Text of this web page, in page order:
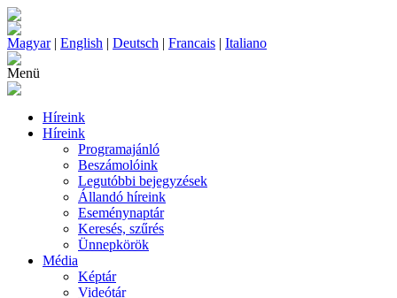
Magyar| English | Deutsch | Francais | Italiano
Menü
Híreink
Híreink
Programajánló
Beszámolóink
Legutóbbi bejegyzések
Állandó híreink
Eseménynaptár
Keresés, szűrés
Ünnepkörök
Média
Képtár
Videótár